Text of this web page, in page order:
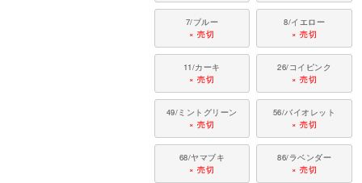
7/ブルー
× 売切
8/イエロー
× 売切
11/カーキ
× 売切
26/コイピンク
× 売切
49/ミントグリーン
× 売切
56/バイオレット
× 売切
68/ヤマブキ
× 売切
86/ラベンダー
× 売切